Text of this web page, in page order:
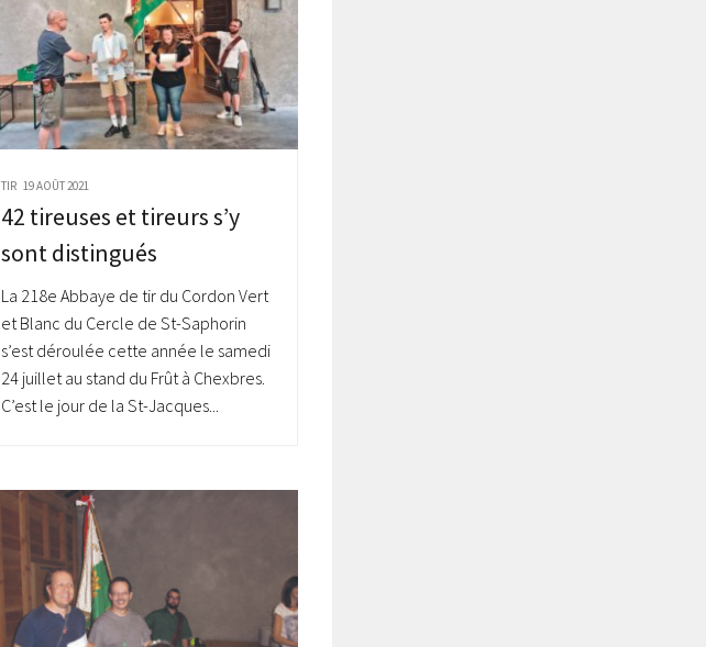
TIR 19 AOÛT 2021
42 tireuses et tireurs s’y
sont distingués
La 218e Abbaye de tir du Cordon Vert
et Blanc du Cercle de St-Saphorin
s’est déroulée cette année le samedi
24 juillet au stand du Frût à Chexbres.
C’est le jour de la St-Jacques...